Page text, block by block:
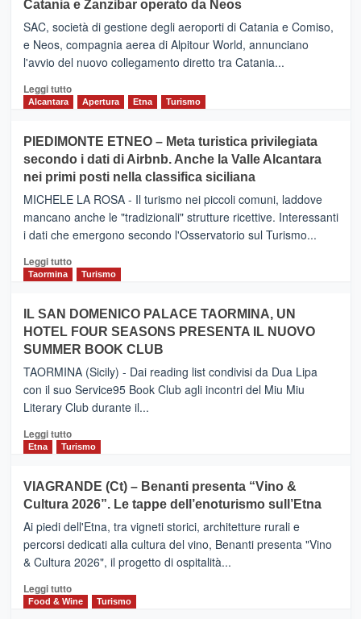
Catania e Zanzibar operato da Neos
SAC, società di gestione degli aeroporti di Catania e Comiso,
e Neos, compagnia aerea di Alpitour World, annunciano
l'avvio del nuovo collegamento diretto tra Catania...
Leggi tuttoLeggi
CATANIA
–
Inaugurato
il
nuovo
collegamento
tra
e
Zanzibar
da
Neos
Alcantara Apertura Etna Turismo
PIEDIMONTE ETNEO – Meta turistica privilegiata
secondo i dati di Airbnb. Anche la Valle Alcantara
nei primi posti nella classifica siciliana
MICHELE LA ROSA - Il turismo nei piccoli comuni, laddove
mancano anche le "tradizionali" strutture ricettive. Interessanti
i dati che emergono secondo l'Osservatorio sul Turismo...
Leggi tuttoLeggi
PIEDIMONTE
ETNEO
–
Meta
turistica
privilegiata
secondo
dati
di
Anche
la
Alcantara
nei
primi
nella
classifica
Taormina Turismo
IL SAN DOMENICO PALACE TAORMINA, UN
HOTEL FOUR SEASONS PRESENTA IL NUOVO
SUMMER BOOK CLUB
TAORMINA (Sicily) - Dai reading list condivisi da Dua Lipa
con il suo Service95 Book Club agli incontri del Miu Miu
Literary Club durante il...
Leggi tuttoLeggi
di
IL
SAN
DOMENICO
PALACE
TAORMINA,
UN
HOTEL
FOUR
Etna Turismo
VIAGRANDE (Ct) – Benanti presenta “Vino &
Cultura 2026”. Le tappe dell’enoturismo sull’Etna
Ai piedi dell'Etna, tra vigneti storici, architetture rurali e
percorsi dedicati alla cultura del vino, Benanti presenta "Vino
& Cultura 2026", il progetto di ospitalità...
Leggi tuttoLeggi
di
Food & Wine Turismo